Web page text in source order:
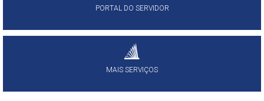
PORTAL DO SERVIDOR
MAIS SERVIÇOS